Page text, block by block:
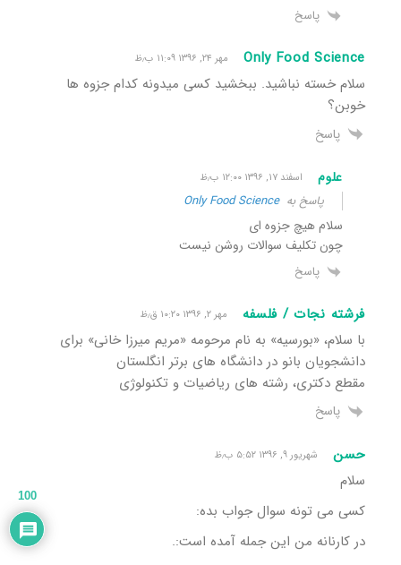
پاسخ
Only Food Science مهر ۲۴, ۱۳۹۶ ۱۱:۰۹ ب٫ظ
سلام خسته نباشید. ببخشید کسی میدونه کدام جزوه ها
خوبن؟
پاسخ
علوم اسفند ۱۷, ۱۳۹۶ ۱۲:۰۰ ب٫ظ
پاسخ بهOnly Food Science
سلام هیچ جزوه ای
چون تکلیف سوالات روشن نیست
پاسخ
فرشته نجات / فلسفه مهر ۲, ۱۳۹۶ ۱۰:۲۰ ق٫ظ
با سلام، «بورسیه» به نام مرحومه «مریم میرزا خانی» برای
دانشجویان بانو در دانشگاه های برتر انگلستان
مقطع دکتری، رشته های ریاضیات و تکنولوژی
پاسخ
حسن شهریور ۹, ۱۳۹۶ ۵:۵۲ ب٫ظ
سلام
کسی می تونه سوال جواب بده:
در کارنانه من این جمله آمده است:.
100